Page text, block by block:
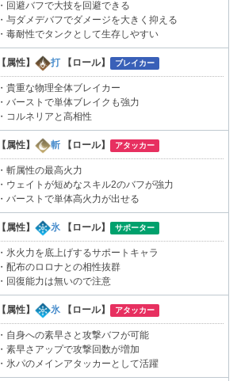
・回避バフで大技を回避できる
・与ダメデバフでダメージを大きく抑える
・毒耐性でタンクとして生存しやすい
【属性】 打 【ロール】 ブレイカー
・貴重な物理全体ブレイカー
・バーストで単体ブレイクも強力
・コルネリアと高相性
【属性】 斬 【ロール】 アタッカー
・斬属性の最高火力
・ウェイトが短めなスキル2のバフが強力
・バーストで単体高火力が出せる
【属性】 氷 【ロール】 サポーター
・氷火力を底上げするサポートキャラ
・配布のロロナとの相性抜群
・回復能力は無いので注意
【属性】 氷 【ロール】 アタッカー
・自身への素早さと攻撃バフが可能
・素早さアップで攻撃回数が増加
・氷パのメインアタッカーとして活躍